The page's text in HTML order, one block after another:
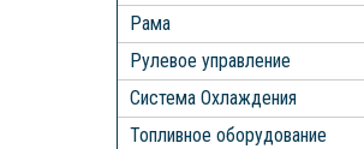
Рама
Рулевое управление
Система Охлаждения
Топливное оборудование